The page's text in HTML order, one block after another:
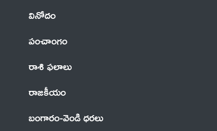
వినోదం
పంచాంగం
రాశి ఫలాలు
రాజకీయం
బంగారం-వెండి ధరలు